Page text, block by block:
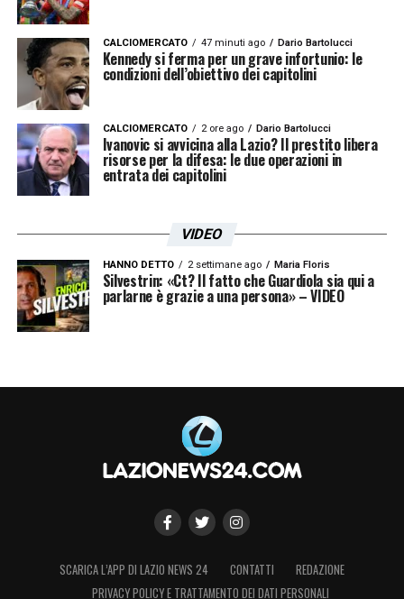
LA PLAYLIST DELLE NOSTRE TOP NEWS
CALCIOMERCATO 47 minuti ago Dario Bartolucci
Kennedy si ferma per un grave infortunio: le
condizioni dell’obiettivo dei capitolini
CALCIOMERCATO 2 ore ago Dario Bartolucci
Ivanovic si avvicina alla Lazio? Il prestito libera
risorse per la difesa: le due operazioni in
entrata dei capitolini
VIDEO
HANNO DETTO 2 settimane ago Maria Floris
Silvestrin: «Ct? Il fatto che Guardiola sia qui a
parlarne è grazie a una persona» – VIDEO
SCARICA L’APP DI LAZIO NEWS 24 CONTATTI
REDAZIONE
PRIVACY POLICY E TRATTAMENTO DEI DATI PERSONALI